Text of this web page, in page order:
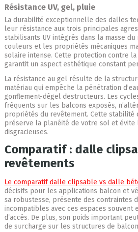
Résistance UV, gel, pluie
La durabilité exceptionnelle des dalles
leur résistance aux trois principales
stabilisants UV intégrés dans la masse
couleurs et les propriétés mécaniques
solaire intense. Cette protection contre
garantit un aspect esthétique constant
La résistance au gel résulte de la
matériau qui empêche la pénétration
gonflement-dégel destructeurs. Les
fréquents sur les balcons exposés,
propriétés du revêtement. Cette stabilité
préserve la planéité de votre sol et évite
disgracieuses.
Comparatif : dalle
revêtements
Le comparatif dalle clipsable vs dalle
décisifs pour les applications balcon et
sa robustesse, présente des contraintes
incompatibles avec ces espaces souvent
d’accès. De plus, son poids important
de surcharge sur les structures de